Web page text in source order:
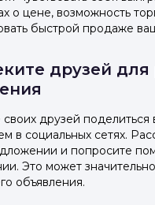
о цене, возможность
быстрой продаже
друзей для
друзей
в социальных сетях.
и попросите
Это может
объявления.